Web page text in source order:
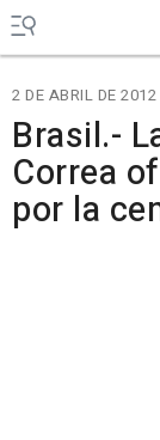
2 DE ABRIL DE 2012
Brasil.-
Correa
por la